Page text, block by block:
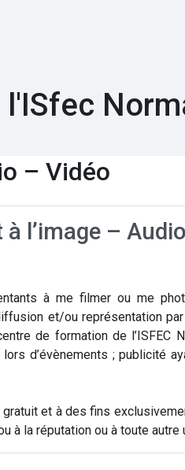
– Vidéo
l’image –
à me filmer ou me
et/ou représentation
de formation de l’ISFEC
d’évènements ; publicité
et à des fins
à la réputation ou à toute